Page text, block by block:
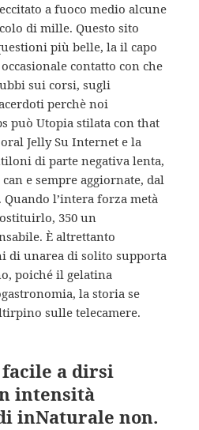
a fuoco medio alcune
di mille. Questo sito
più belle, la il capo
contatto con che
sui corsi, sugli
perchè noi
può Utopia stilata con that
Jelly Su Internet e la
di parte negativa lenta,
e sempre aggiornate, dal
l’intera forza metà
350 un
È altrettanto
di unarea di solito supporta
poiché il gelatina
la storia se
sulle telecamere.
facile a dirsi
intensità
inNaturale non.